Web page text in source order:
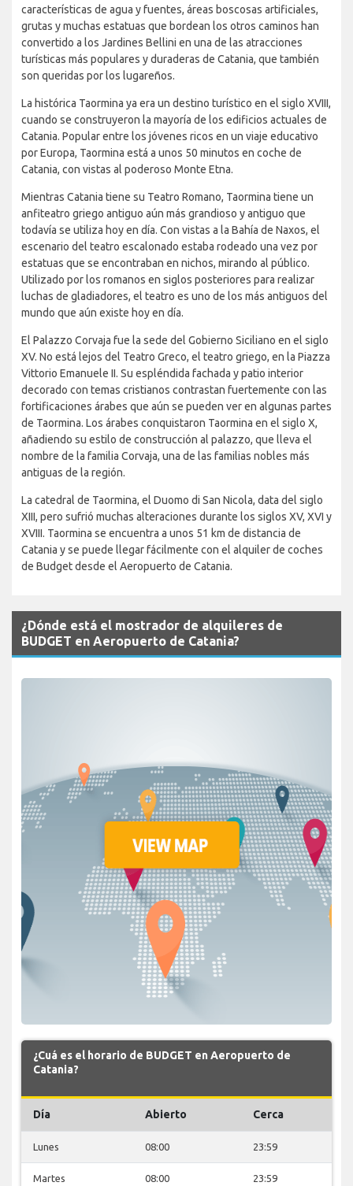
características de agua y fuentes, áreas boscosas artificiales,
grutas y muchas estatuas que bordean los otros caminos han
convertido a los Jardines Bellini en una de las atracciones
turísticas más populares y duraderas de Catania, que también
son queridas por los lugareños.
La histórica Taormina ya era un destino turístico en el siglo XVIII,
cuando se construyeron la mayoría de los edificios actuales de
Catania. Popular entre los jóvenes ricos en un viaje educativo
por Europa, Taormina está a unos 50 minutos en coche de
Catania, con vistas al poderoso Monte Etna.
Mientras Catania tiene su Teatro Romano, Taormina tiene un
anfiteatro griego antiguo aún más grandioso y antiguo que
todavía se utiliza hoy en día. Con vistas a la Bahía de Naxos, el
escenario del teatro escalonado estaba rodeado una vez por
estatuas que se encontraban en nichos, mirando al público.
Utilizado por los romanos en siglos posteriores para realizar
luchas de gladiadores, el teatro es uno de los más antiguos del
mundo que aún existe hoy en día.
El Palazzo Corvaja fue la sede del Gobierno Siciliano en el siglo
XV. No está lejos del Teatro Greco, el teatro griego, en la Piazza
Vittorio Emanuele II. Su espléndida fachada y patio interior
decorado con temas cristianos contrastan fuertemente con las
fortificaciones árabes que aún se pueden ver en algunas partes
de Taormina. Los árabes conquistaron Taormina en el siglo X,
añadiendo su estilo de construcción al palazzo, que lleva el
nombre de la familia Corvaja, una de las familias nobles más
antiguas de la región.
La catedral de Taormina, el Duomo di San Nicola, data del siglo
XIII, pero sufrió muchas alteraciones durante los siglos XV, XVI y
XVIII. Taormina se encuentra a unos 51 km de distancia de
Catania y se puede llegar fácilmente con el alquiler de coches
de Budget desde el Aeropuerto de Catania.
¿Dónde está el mostrador de alquileres de
BUDGET en Aeropuerto de Catania?
¿Cuá es el horario de BUDGET en Aeropuerto de
Catania?
Día Abierto Cerca
Lunes 08:00 23:59
Martes 08:00 23:59